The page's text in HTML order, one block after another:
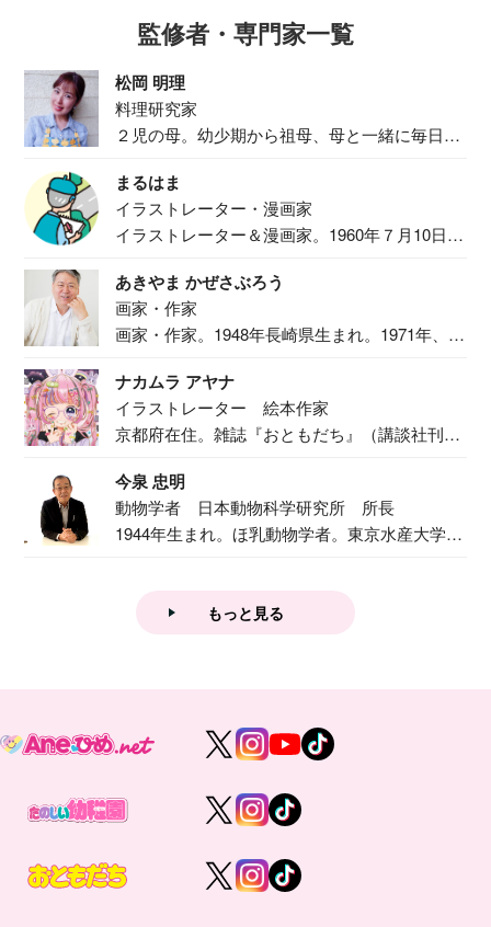
監修者・専門家一覧
松岡 明理
料理研究家
２児の母。幼少期から祖母、母と一緒に毎日の
まるはま
イラストレーター・漫画家
イラストレーター＆漫画家。1960年７月10日生
あきやま かぜさぶろう
画家・作家
画家・作家。1948年長崎県生まれ。1971年、
ナカムラ アヤナ
イラストレーター 絵本作家
京都府在住。雑誌『おともだち』（講談社刊）
今泉 忠明
動物学者 日本動物科学研究所 所長
1944年生まれ。ほ乳動物学者。東京水産大学卒
もっと見る